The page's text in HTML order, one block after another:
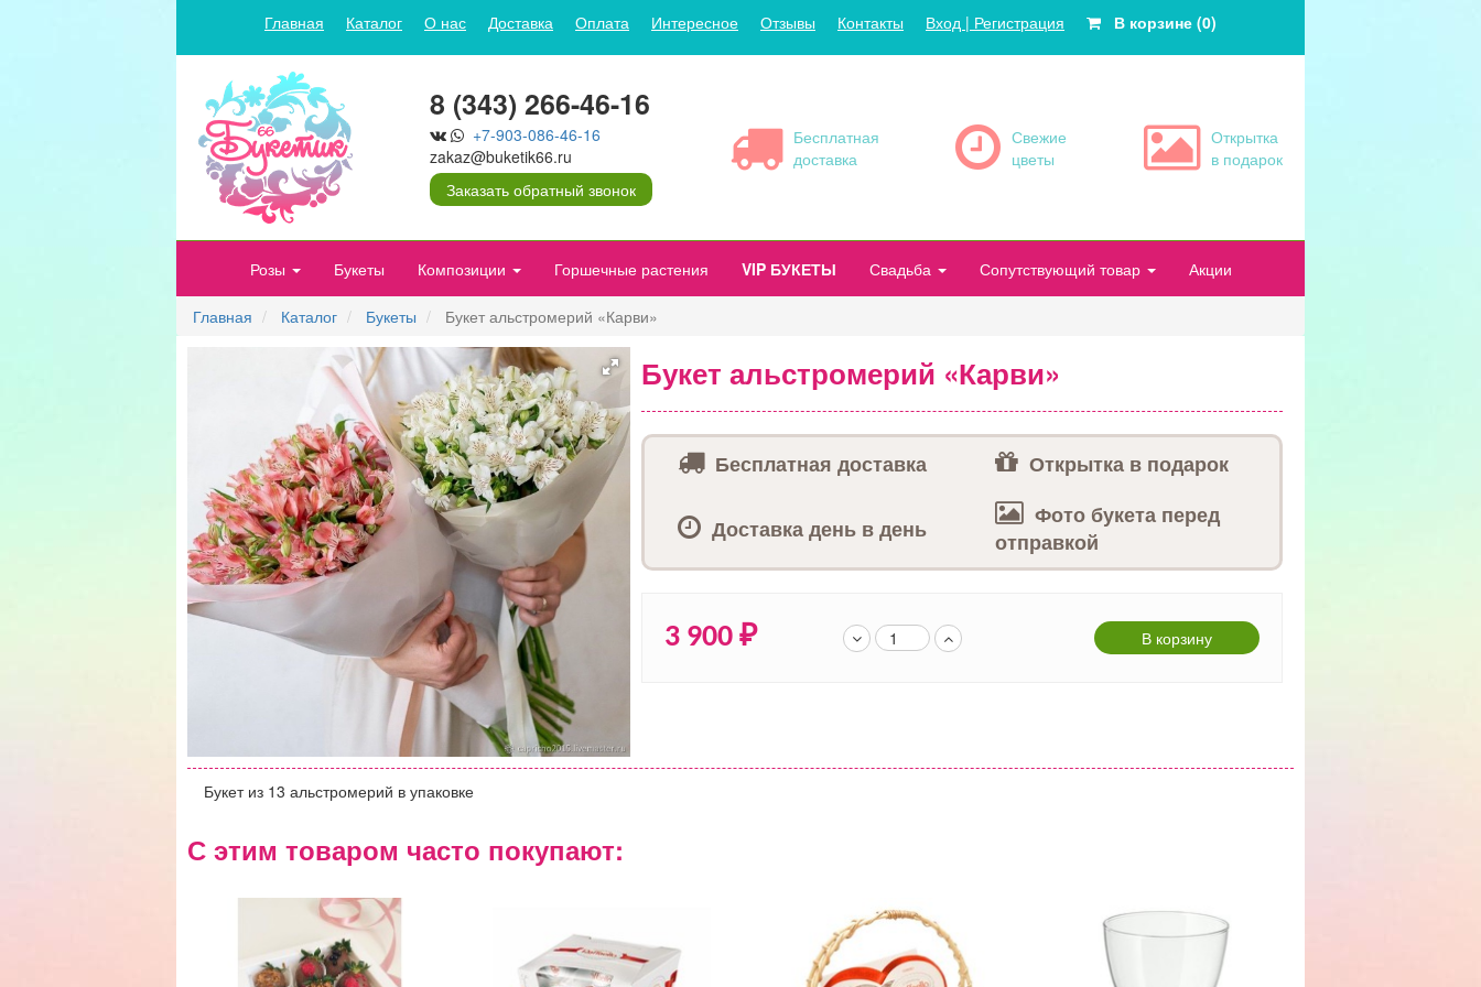
Главная Каталог О нас Доставка Оплата Интересное Отзывы Контакты Вход | Регистрация В корзине (0)
8 (343) 266-46-16
+7-903-086-46-16
zakaz@buketik66.ru
Заказать обратный звонок
Бесплатная
доставка
Свежие
цветы
Открытка
в подарок
Розы Букеты Композиции Горшечные растения VIP БУКЕТЫ Свадьба Сопутствующий товар Акции
Главная Каталог Букеты Букет альстромерий «Карви»
Букет альстромерий «Карви»
Бесплатная доставка Открытка в подарок
Доставка день в день
Фото букета перед
отправкой
3 900₽ В корзину
Букет из 13 альстромерий в упаковке
С этим товаром часто покупают: